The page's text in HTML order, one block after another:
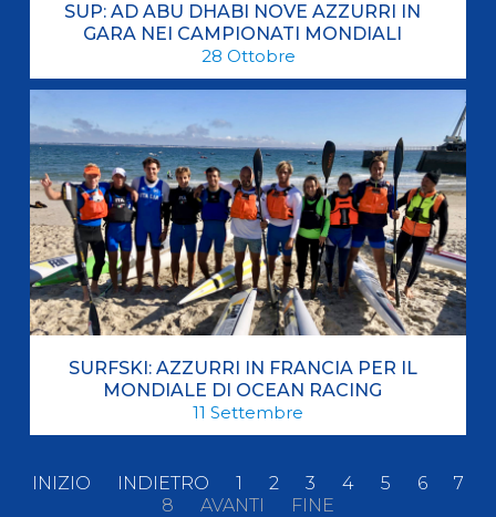
SUP: AD ABU DHABI NOVE AZZURRI IN
GARA NEI CAMPIONATI MONDIALI
28 Ottobre
SURFSKI: AZZURRI IN FRANCIA PER IL
MONDIALE DI OCEAN RACING
11 Settembre
INIZIO INDIETRO 1 2 3 4 5 6
7
8
AVANTI FINE